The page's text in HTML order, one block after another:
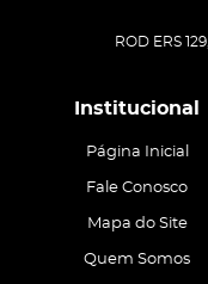
ROD ERS
Institucional
Página Inicial
Fale Conosco
Mapa do Site
Quem Somos